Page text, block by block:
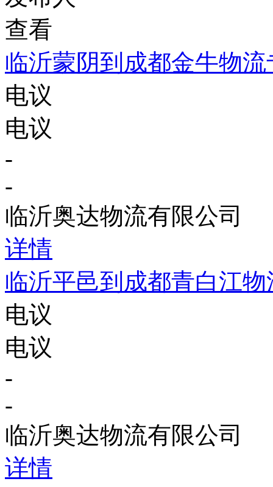
查看
临沂蒙阴到成都金牛物流
电议
电议
-
-
临沂奥达物流有限公司
详情
临沂平邑到成都青白江物
电议
电议
-
-
临沂奥达物流有限公司
详情